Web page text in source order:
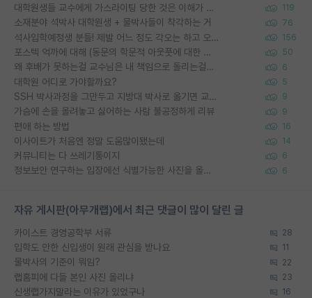
대학원생들 교수에게 가스라이팅 당한 것은 이해가 갑니다. 안타깝네요. 119
소재분야 석박사 대학원생 + 물박사들이 착각하는 거 76
석사입학예정생 분들! 제발 어느 정도 각오는 하고 오세요. 156
포스텍 억까에 대해 (동문의 학문적 아웃풋에 대한 반박) 50
왜 후배가 못하는걸 교수님은 내 책임으로 돌리는걸까요? 6
대학원 어디로 가야할까요? 5
SSH 박사과정을 그만두고 지방대 박사로 옮기면 교수의 꿈은 끝일까요? 9
가슴에 손을 올려놓고 싫어하는 사람 불공정하게 리뷰 9
편애 하는 방법 16
이사이트가 처음엔 정말 도움많이됐는데 14
커뮤니티는 다 쓰레기통이지 6
정보보안 연구하는 입장에선 식별가능한 사진을 올리는건 비추이긴함 6
자유 게시판(아무개랩)에서 최근 댓글이 많이 달린 글
카이스트 경영공학부 서류 28
입학도 안한 신입생이 원래 관심을 받나요 11
물박사의 기준이 뭐임? 22
랩홈피에 다들 본인 사진 올리냐 23
신생랩가지말라는 이유가 있었구나 16